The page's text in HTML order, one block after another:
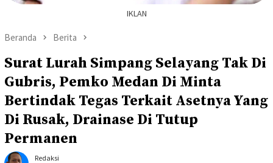
IKLAN
Beranda Berita
Surat Lurah Simpang Selayang Tak Di
Gubris, Pemko Medan Di Minta
Bertindak Tegas Terkait Asetnya Yang
Di Rusak, Drainase Di Tutup
Permanen
Redaksi